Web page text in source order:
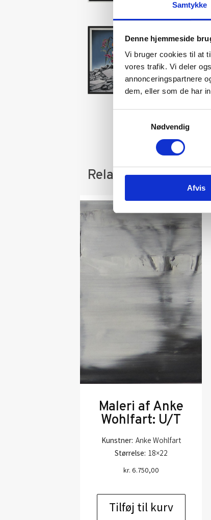
Samtykke
Denne hjemmeside
Vi bruger cookies til at
vores trafik. Vi deler
annonceringspartnere
dem, eller som de har
Nødvendig
Afvis
Relaterede varer
Maleri af Anke
Wohlfart: U/T
Kunstner: Anke Wohlfart
Størrelse: 18×22
kr. 6.750,00
Tilføj til kurv